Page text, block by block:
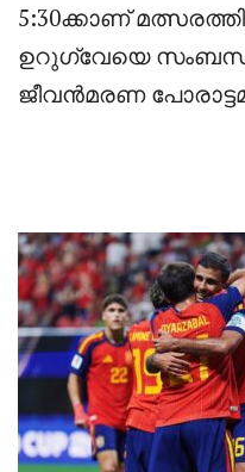
5:30ക്കാണ്
ഉറുഗ്വേയെ
ജീവൻമരണ